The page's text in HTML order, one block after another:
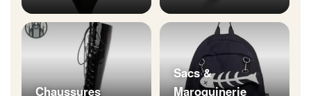
Chaussures
Sacs &
Maroquinerie